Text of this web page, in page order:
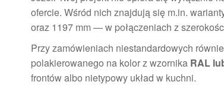
ofercie. Wśród nich znajdują się m.in.
oraz 1197 mm — w połączeniach z
Przy zamówieniach niestandardowych
polakierowanego na kolor z wzornika RAL
frontów albo nietypowy układ w kuchni.